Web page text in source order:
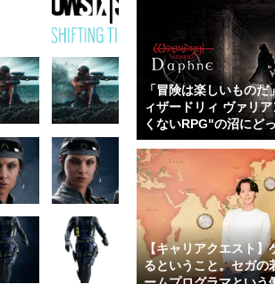
「冒険は楽しいもの
ィザードリィ ヴァリ
くないRPG"の沼にど
【キャリアクエスト】
るということ。セガの